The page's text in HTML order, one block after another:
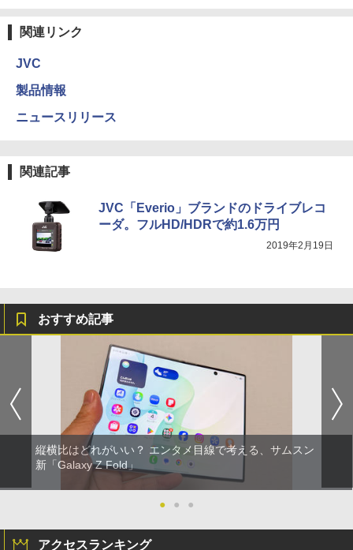
関連リンク
JVC
製品情報
ニュースリリース
関連記事
JVC「Everio」ブランドのドライブレコ
ーダ。フルHD/HDRで約1.6万円
2019年2月19日
おすすめ記事
縦横比はどれがいい？ エンタメ目線で考える、サムスン
新「Galaxy Z Fold」
● ● ●
アクセスランキング